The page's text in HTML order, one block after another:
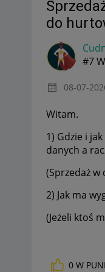
do
#7
‎08-07-
Witam.
1) Gdzie i
danych a
(Sprzedaż
2) Jak ma
(Jeżeli ktoś
0 W